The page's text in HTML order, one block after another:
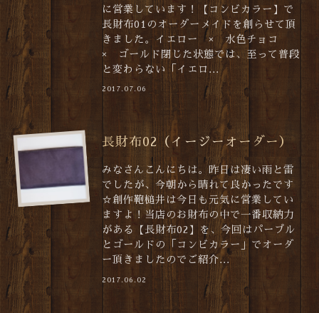
に営業しています！【コンビカラー】で
長財布01のオーダーメイドを創らせて頂
きました。イエロー × 水色チョコ
× ゴールド閉じた状態では、至って普段
と変わらない「イエロ...
2017.07.06
長財布02（イージーオーダー）
みなさんこんにちは。昨日は凄い雨と雷
でしたが、今朝から晴れて良かったです
☆創作鞄槌井は今日も元気に営業してい
ますよ！当店のお財布の中で一番収納力
がある【長財布02】を、今回はパープル
とゴールドの「コンビカラー」でオーダ
ー頂きましたのでご紹介...
2017.06.02